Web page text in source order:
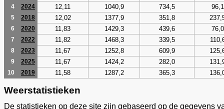
4 2024 12,11 1040,9 734,5 96,1
5 2018 12,02 1377,9 351,8
6 2020 11,83 1429,3 439,6 76,0
7 2022 11,82 1468,3 339,5
8 2023 11,67 1252,8 609,9
9 2025 11,67 1424,2 282,0
10 2019 11,58 1287,2 365,3
Weerstatistieken
De statistieken op deze site zijn gebaseerd op de gegevens